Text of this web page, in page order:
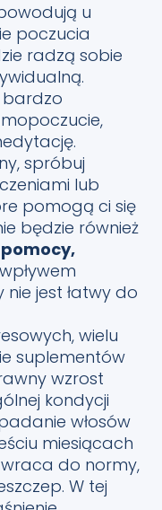
u
poczucia
radzą sobie
bardzo
spróbuj
lub
pomogą ci się
będzie również
nie jest łatwy do
wielu
suplementów
wzrost
kondycji
włosów
miesiącach
do normy,
W tej